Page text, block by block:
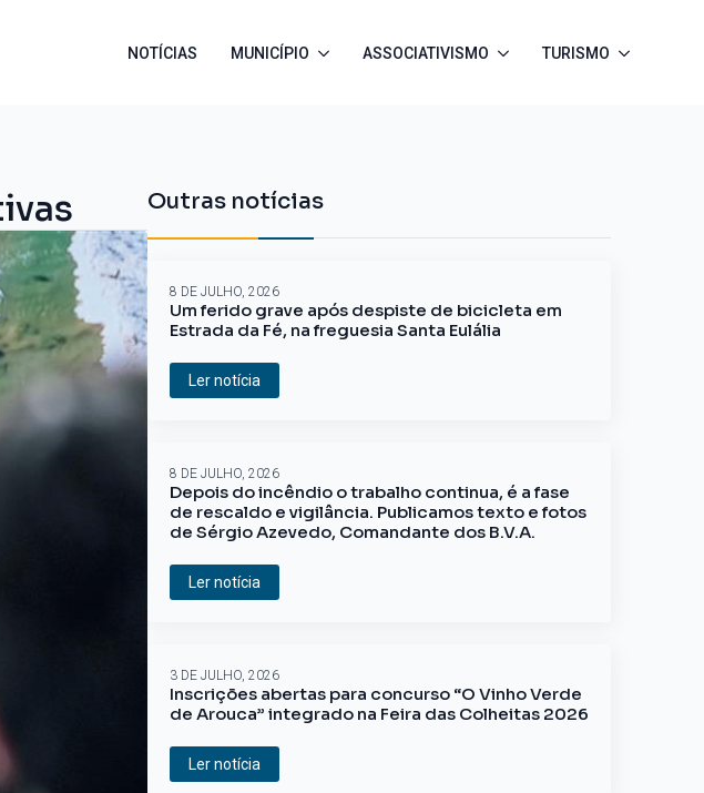
NOTÍCIAS MUNICÍPIO ASSOCIATIVISMO TURISMO
Outras notícias
Um ferido grave após despiste de bicicleta em
Estrada da Fé, na freguesia Santa Eulália
8 DE JULHO, 2026
Ler notícia
Depois do incêndio o trabalho continua, é a fase
de rescaldo e vigilância. Publicamos texto e fotos
de Sérgio Azevedo, Comandante dos B.V.A.
8 DE JULHO, 2026
Ler notícia
Inscrições abertas para concurso “O Vinho Verde
de Arouca” integrado na Feira das Colheitas 2026
3 DE JULHO, 2026
Ler notícia